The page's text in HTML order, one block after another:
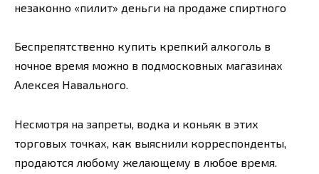
незаконно «пилит» деньги на продаже спиртного
Беспрепятственно купить крепкий алкоголь в
ночное время можно в подмосковных магазинах
Алексея Навального.
Несмотря на запреты, водка и коньяк в этих
торговых точках, как выяснили корреспонденты,
продаются любому желающему в любое время.